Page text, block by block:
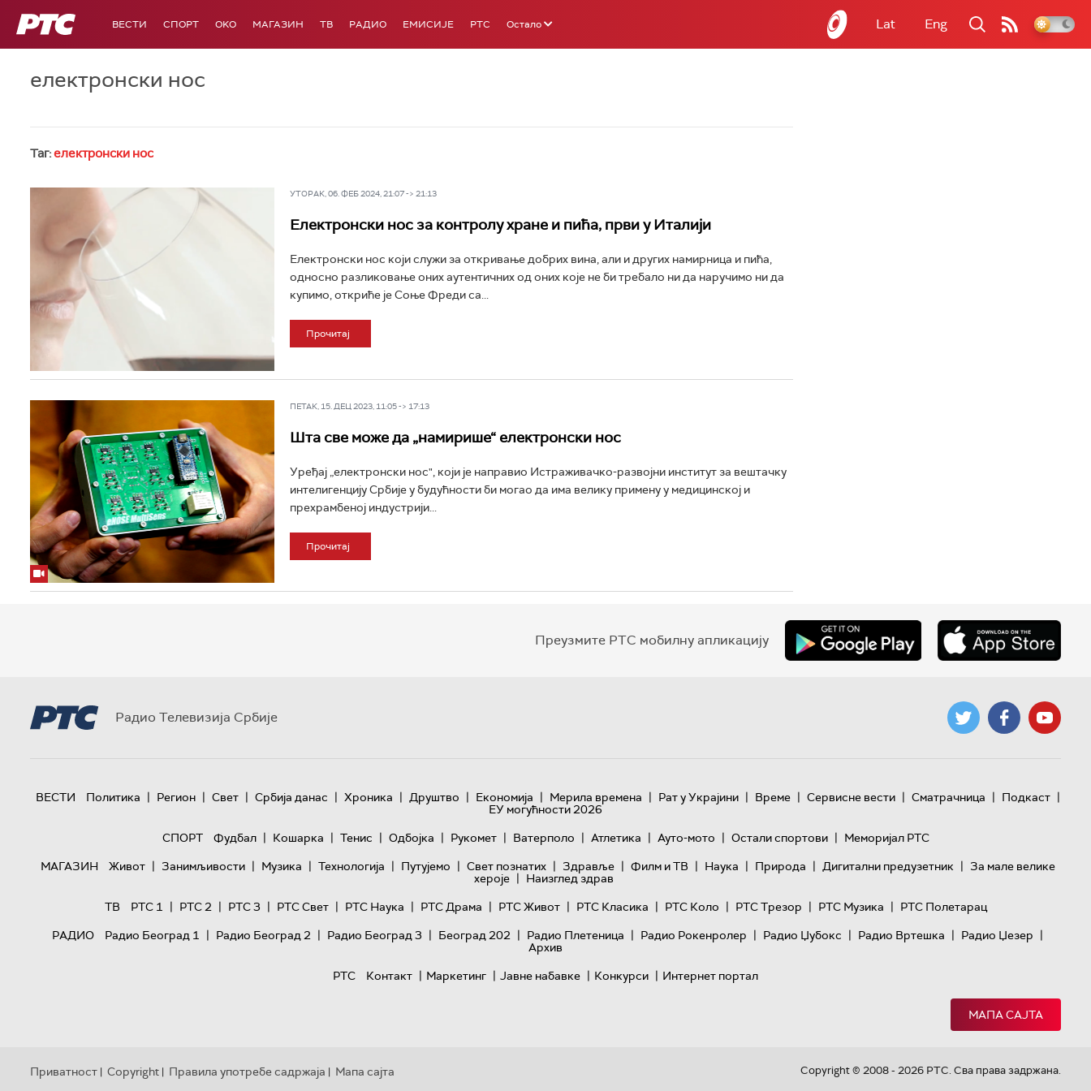
РТС ВЕСТИ СПОРТ OKO МАГАЗИН ТВ РАДИО ЕМИСИЈЕ РТС Остало Lat Eng
електронски нос
Таг:електронски нос
УТОРАК, 06. ФЕБ 2024, 21:07 -> 21:13
Електронски нос за контролу хране и пића, први у Италији
Електронски нос који служи за откривање добрих вина, али и других намирница и пића,
односно разликовање оних аутентичних од оних које не би требало ни да наручимо ни да
купимо, откриће је Соње Фреди са...
Прочитај
ПЕТАК, 15. ДЕЦ 2023, 11:05 -> 17:13
Шта све може да „намирише“ електронски нос
Уређај „електронски нос", који је направио Истраживачко-развојни институт за вештачку
интелигенцију Србије у будућности би могао да има велику примену у медицинској и
прехрамбеној индустрији...
Прочитај
Преузмите РТС мобилну апликацију
Радио Телевизија Србије
ВЕСТИ Политика | Регион | Свет | Србија данас | Хроника | Друштво | Економија | Мерила времена | Рат у Украјини | Време | Сервисне вести | Сматрачница | Подкаст |
ЕУ могућности 2026
СПОРТ
Фудбал | Кошарка | Тенис | Одбојка | Рукомет | Ватерполо | Атлетика | Ауто-мото | Остали спортови | Меморијал РТС
МАГАЗИН
Живот | Занимљивости | Музика | Технологијa | Путујемо | Свет познатих | Здравље | Филм и ТВ | Наука | Природа | Дигитални предузетник | За мале велике
хероје | Наизглед здрав
ТВ
РТС 1 | РТС 2 | РТС 3 | РТС Свет | РТС Наука | РТС Драма | РТС Живот | РТС Класика | РТС Коло | РТС Трезор | РТС Музика | РТС Полетарац
РАДИО
Радио Београд 1 | Радио Београд 2 | Радио Београд 3 | Београд 202 | Радио Плетеница | Радио Рокенролер | Радио Џубокс | Радио Вртешка | Радио Џезер |
Архив
РТС
Контакт | Маркетинг | Јавне набавке | Конкурси | Интернет портал
МАПА САЈТА
Приватност | Copyright | Правила употребе садржаја | Мапа сајта Copyright © 2008 - 2026 РТС. Сва права задржана.